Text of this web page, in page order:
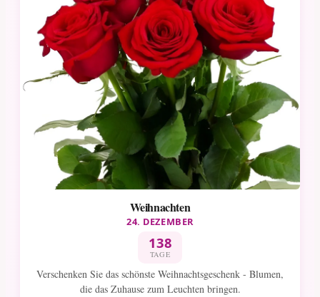
Weihnachten
24. DEZEMBER
138
TAGE
Verschenken Sie das schönste Weihnachtsgeschenk - Blumen,
die das Zuhause zum Leuchten bringen.